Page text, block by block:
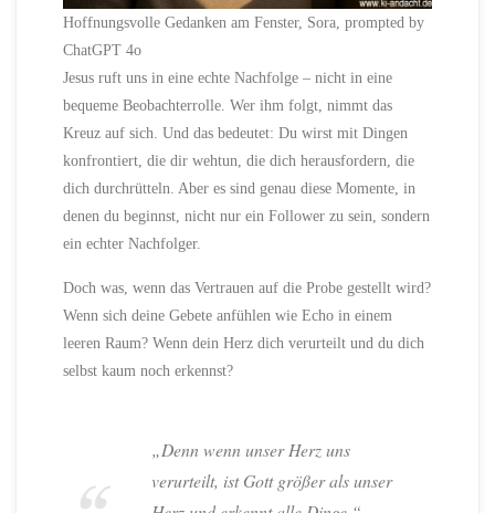
Hoffnungsvolle Gedanken am Fenster, Sora, prompted by
ChatGPT 4o
Jesus ruft uns in eine echte Nachfolge – nicht in eine
bequeme Beobachterrolle. Wer ihm folgt, nimmt das
Kreuz auf sich. Und das bedeutet: Du wirst mit Dingen
konfrontiert, die dir wehtun, die dich herausfordern, die
dich durchrütteln. Aber es sind genau diese Momente, in
denen du beginnst, nicht nur ein Follower zu sein, sondern
ein echter Nachfolger.
Doch was, wenn das Vertrauen auf die Probe gestellt wird?
Wenn sich deine Gebete anfühlen wie Echo in einem
leeren Raum? Wenn dein Herz dich verurteilt und du dich
selbst kaum noch erkennst?
„Denn wenn unser Herz uns
verurteilt, ist Gott größer als unser